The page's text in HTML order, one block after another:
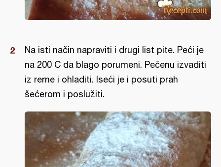
Na isti način napraviti i drugi list pite. Peći je
na 200 C da blago porumeni. Pečenu izvaditi
iz rerne i ohladiti. Iseći je i posuti prah
šećerom i poslužiti.